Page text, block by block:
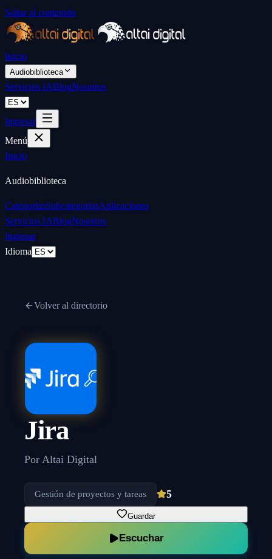
Saltar al contenido
Inicio
Audiobiblioteca
Servicios IABlogNosotros
Ingresar
Menú
Inicio
Audiobiblioteca
CategoríasSubcategoríasAplicaciones
Servicios IABlogNosotros
Ingresar
Idioma
Volver al directorio
Jira
Por Altai Digital
Gestión de proyectos y tareas 5
Guardar
Escuchar